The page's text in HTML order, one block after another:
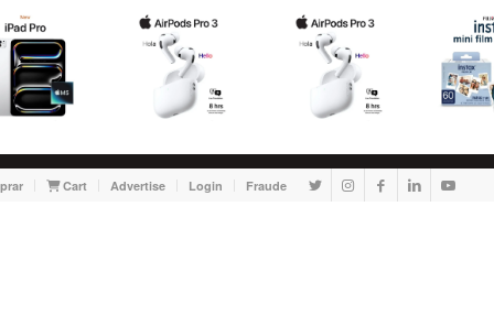
Cart Advertise Login Fraude